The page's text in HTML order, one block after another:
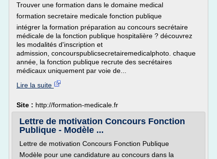
Trouver une formation dans le domaine medical
formation secretaire medicale fonction publique
intégrer la formation préparation au concours secrétaire
médicale de la fonction publique hospitalière ? découvrez
les modalités d'inscription et
admission, concourspublicsecretairemedicalphoto. chaque
année, la fonction publique recrute des secrétaires
médicaux uniquement par voie de...
Lire la suite
Site : http://formation-medicale.fr
Lettre de motivation Concours Fonction
Publique - Modèle ...
Lettre de motivation Concours Fonction Publique
Modèle pour une candidature au concours dans la